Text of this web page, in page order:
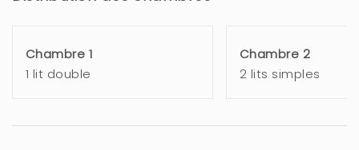
Chambre 1
1 lit double
Chambre 2
2 lits simples